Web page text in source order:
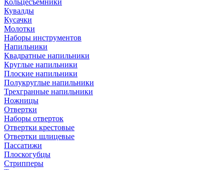
Кольцесъемники
Кувалды
Кусачки
Молотки
Наборы инструментов
Напильники
Квадратные напильники
Круглые напильники
Плоские напильники
Полукруглые напильники
Трехгранные напильники
Ножницы
Отвертки
Наборы отверток
Отвертки крестовые
Отвертки шлицевые
Пассатижи
Плоскогубцы
Стрипперы